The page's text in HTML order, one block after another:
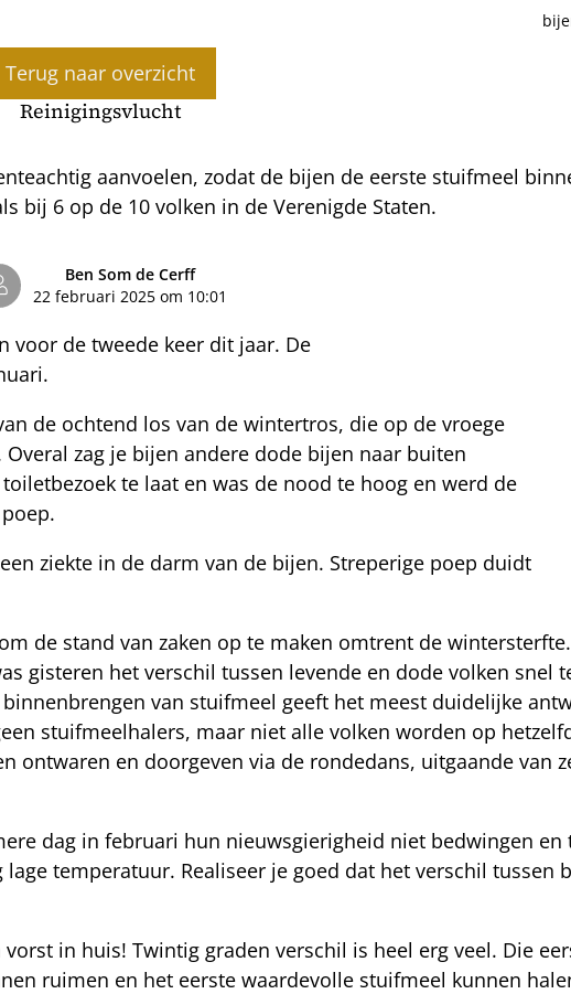
Terug naar overzicht
Reinigingsvlucht
aanvoelen, zodat de bijen de eerste stuifmeel
bij 6 op de 10 volken in de Verenigde Staten.
Ben Som de Cerff
22 februari 2025 om 10:01
voor de tweede keer dit jaar. De
de ochtend los van de wintertros, die op de vroege
zag je bijen andere dode bijen naar buiten
te laat en was de nood te hoog en werd de
ziekte in de darm van de bijen. Streperige poep duidt
de stand van zaken op te maken omtrent de
gisteren het verschil tussen levende en dode volken snel
van stuifmeel geeft het meest duidelijke
stuifmeelhalers, maar niet alle volken worden op
en doorgeven via de rondedans, uitgaande van
dag in februari hun nieuwsgierigheid niet bedwingen en
temperatuur. Realiseer je goed dat het verschil tussen
in huis! Twintig graden verschil is heel erg veel. Die
ruimen en het eerste waardevolle stuifmeel kunnen